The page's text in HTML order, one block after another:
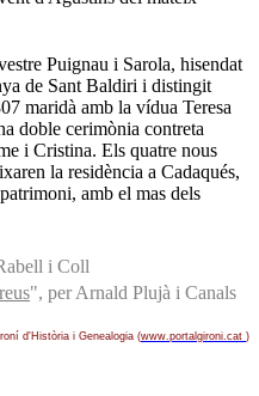
Puignau i Sarola, hisendat
de Sant Baldiri i distingit
maridà amb la vídua Teresa
doble cerimònia contreta
i Cristina. Els quatre nous
la residència a Cadaqués,
amb el mas dels
i Coll
", per Arnald Plujà i Canals
d'Història i Genealogia (www.portalgironi.cat )